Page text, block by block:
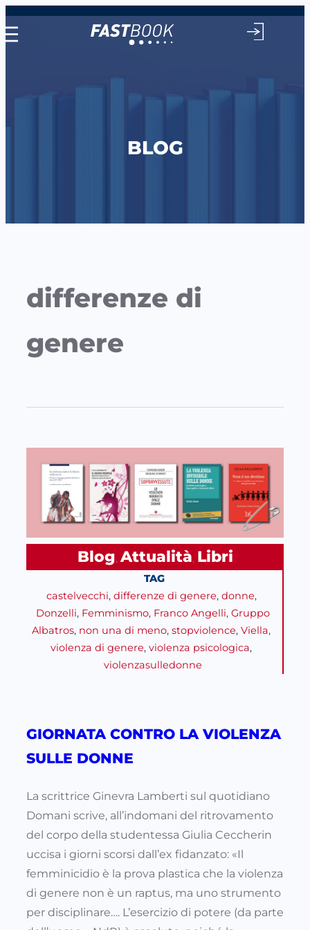
Vai
al
BLOG
differenze di
genere
Blog, Attualità, Libri
TAG
castelvecchi, differenze di genere, donne,
Donzelli, Femminismo, Franco Angelli, Gruppo
Albatros, non una di meno, stopviolence, Viella
violenza di genere, violenza psicologica
violenzasulledonne
GIORNATA CONTRO LA VIOLENZA
SULLE DONNE
La scrittrice Ginevra Lamberti sul quotidiano
Domani scrive, all’indomani del ritrovamento
del corpo della studentessa Giulia Ceccherin
uccisa i giorni scorsi dall’ex fidanzato: «Il
femminicidio è la prova plastica che la violenza
di genere non è un raptus, ma uno strumento
per disciplinare…. L’esercizio di potere (da parte